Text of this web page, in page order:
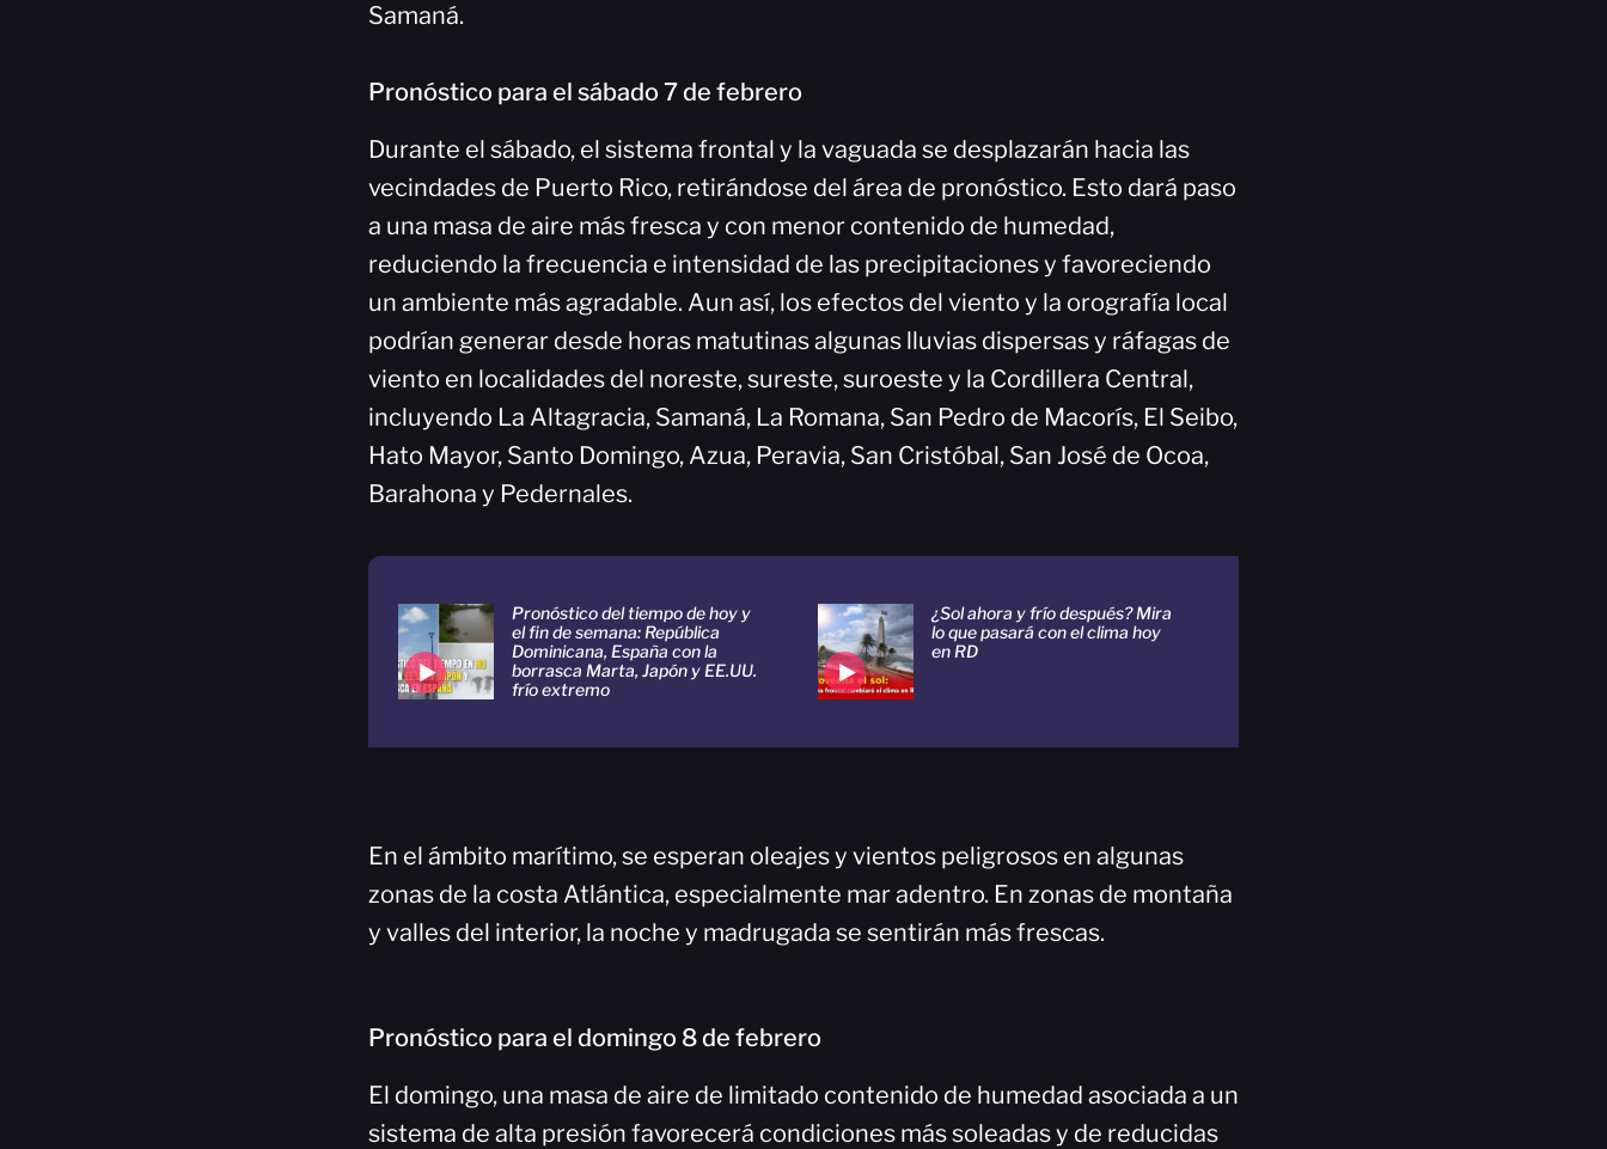
Samaná.
Pronóstico para el sábado 7 de febrero
Durante el sábado, el sistema frontal y la vaguada se desplazarán hacia las
vecindades de Puerto Rico, retirándose del área de pronóstico. Esto dará paso
a una masa de aire más fresca y con menor contenido de humedad,
reduciendo la frecuencia e intensidad de las precipitaciones y favoreciendo
un ambiente más agradable. Aun así, los efectos del viento y la orografía local
podrían generar desde horas matutinas algunas lluvias dispersas y ráfagas de
viento en localidades del noreste, sureste, suroeste y la Cordillera Central,
incluyendo La Altagracia, Samaná, La Romana, San Pedro de Macorís, El Seibo,
Hato Mayor, Santo Domingo, Azua, Peravia, San Cristóbal, San José de Ocoa,
Barahona y Pedernales.
Pronóstico del tiempo de hoy y
el fin de semana: República
Dominicana, España con la
borrasca Marta, Japón y EE.UU.
frío extremo
¿Sol ahora y frío después? Mira
lo que pasará con el clima hoy
en RD
En el ámbito marítimo, se esperan oleajes y vientos peligrosos en algunas
zonas de la costa Atlántica, especialmente mar adentro. En zonas de montaña
y valles del interior, la noche y madrugada se sentirán más frescas.
Pronóstico para el domingo 8 de febrero
El domingo, una masa de aire de limitado contenido de humedad asociada a un
sistema de alta presión favorecerá condiciones más soleadas y de reducidas